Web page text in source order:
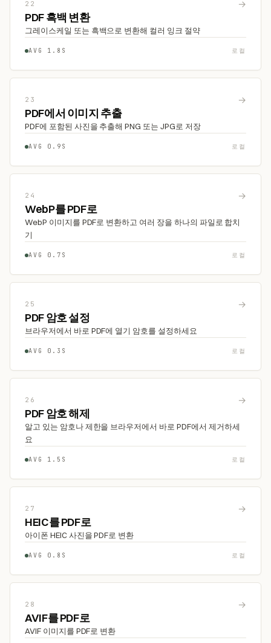
22 →
PDF 흑백 변환
그레이스케일 또는 흑백으로 변환해 컬러 잉크 절약
AVG 1.8S 로컬
23 →
PDF에서 이미지 추출
PDF에 포함된 사진을 추출해 PNG 또는 JPG로 저장
AVG 0.9S 로컬
24 →
WebP를 PDF로
WebP 이미지를 PDF로 변환하고 여러 장을 하나의 파일로 합치
기
AVG 0.7S 로컬
25 →
PDF 암호 설정
브라우저에서 바로 PDF에 열기 암호를 설정하세요
AVG 0.3S 로컬
26 →
PDF 암호 해제
알고 있는 암호나 제한을 브라우저에서 바로 PDF에서 제거하세
요
AVG 1.5S 로컬
27 →
HEIC를 PDF로
아이폰 HEIC 사진을 PDF로 변환
AVG 0.8S 로컬
28 →
AVIF를 PDF로
AVIF 이미지를 PDF로 변환